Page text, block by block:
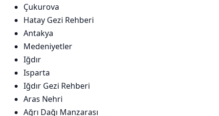
Çukurova
Hatay Gezi Rehberi
Antakya
Medeniyetler
Iğdır
Isparta
Iğdır Gezi Rehberi
Aras Nehri
Ağrı Dağı Manzarası